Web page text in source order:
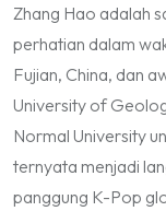
Zhang Hao adalah
perhatian dalam
Fujian, China, dan
University of
Normal University
ternyata menjadi
panggung K-Pop